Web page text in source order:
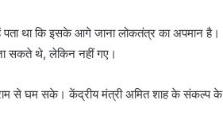
पता था कि इसके आगे जाना लोकतंत्र का अपमान है।
सकते थे, लेकिन नहीं गए।
से घम सके। केंद्रीय मंत्री अमित शाह के संकल्प के